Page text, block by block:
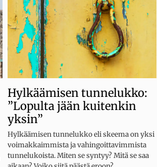
Hylkäämisen tunnelukko:
”Lopulta jään kuitenkin
yksin”
Hylkäämisen tunnelukko eli skeema on yksi
voimakkaimmista ja vahingoittavimmista
tunnelukoista. Miten se syntyy? Mitä se saa